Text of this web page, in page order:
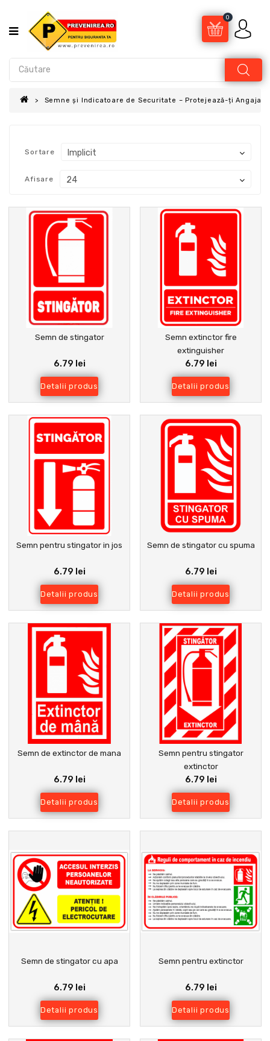
0
Semne și Indicatoare de Securitate – Protejează-ți
Sortare
Afisare
Semn de stingator
6.79 lei
Detalii produs
Semn extinctor fire
extinguisher
6.79 lei
Detalii produs
Semn pentru stingator in jos
6.79 lei
Detalii produs
Semn de stingator cu spuma
6.79 lei
Detalii produs
Semn de extinctor de mana
6.79 lei
Detalii produs
Semn pentru stingator
extinctor
6.79 lei
Detalii produs
Semn de stingator cu apa
6.79 lei
Detalii produs
Semn pentru extinctor
6.79 lei
Detalii produs